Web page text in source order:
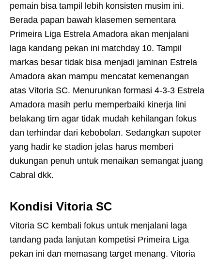
pemain bisa tampil lebih konsisten musim ini.
Berada papan bawah klasemen sementara
Primeira Liga Estrela Amadora akan menjalani
laga kandang pekan ini matchday 10. Tampil
markas besar tidak bisa menjadi jaminan Estrela
Amadora akan mampu mencatat kemenangan
atas Vitoria SC. Menurunkan formasi 4-3-3 Estrela
Amadora masih perlu memperbaiki kinerja lini
belakang tim agar tidak mudah kehilangan fokus
dan terhindar dari kebobolan. Sedangkan supoter
yang hadir ke stadion jelas harus memberi
dukungan penuh untuk menaikan semangat juang
Cabral dkk.
Kondisi Vitoria SC
Vitoria SC kembali fokus untuk menjalani laga
tandang pada lanjutan kompetisi Primeira Liga
pekan ini dan memasang target menang. Vitoria